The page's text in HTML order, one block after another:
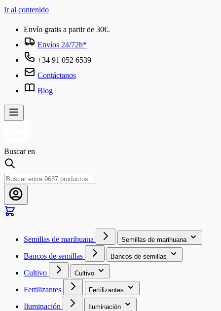
Ir al contenido
Envío gratis a partir de 30€.
Envíos 24/72h*
+34 91 052 6539
Contáctanos
Blog
Buscar en
Semillas de marihuana Semillas de marihuana
Bancos de semillas Bancos de semillas
Cultivo Cultivo
Fertilizantes Fertilizantes
Iluminación Iluminación